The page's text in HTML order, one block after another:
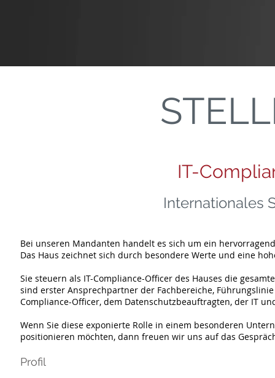
IT-
Internationales
Bei unseren Mandanten handelt es sich um ein
Das Haus zeichnet sich durch besondere Werte und eine
Sie steuern als IT-Compliance-Officer des Hauses die
sind erster Ansprechpartner der Fachbereiche,
Compliance-Officer, dem Datenschutzbeauftragten, der IT
Wenn Sie diese exponierte Rolle in einem besonderen
positionieren möchten, dann freuen wir uns auf das
Profil